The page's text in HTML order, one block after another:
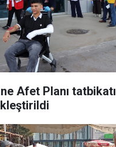
Afet Planı tatbikatı